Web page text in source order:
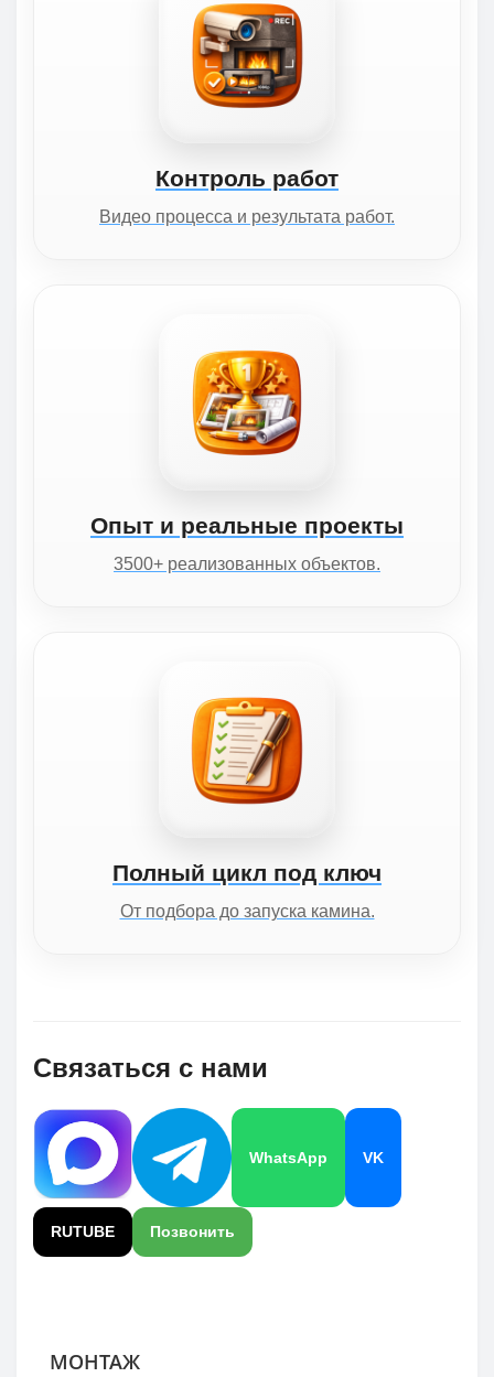
Контроль работ
Видео процесса и результата работ.
Опыт и реальные проекты
3500+ реализованных объектов.
Полный цикл под ключ
От подбора до запуска камина.
Связаться с нами
WhatsApp VK
RUTUBE Позвонить
МОНТАЖ